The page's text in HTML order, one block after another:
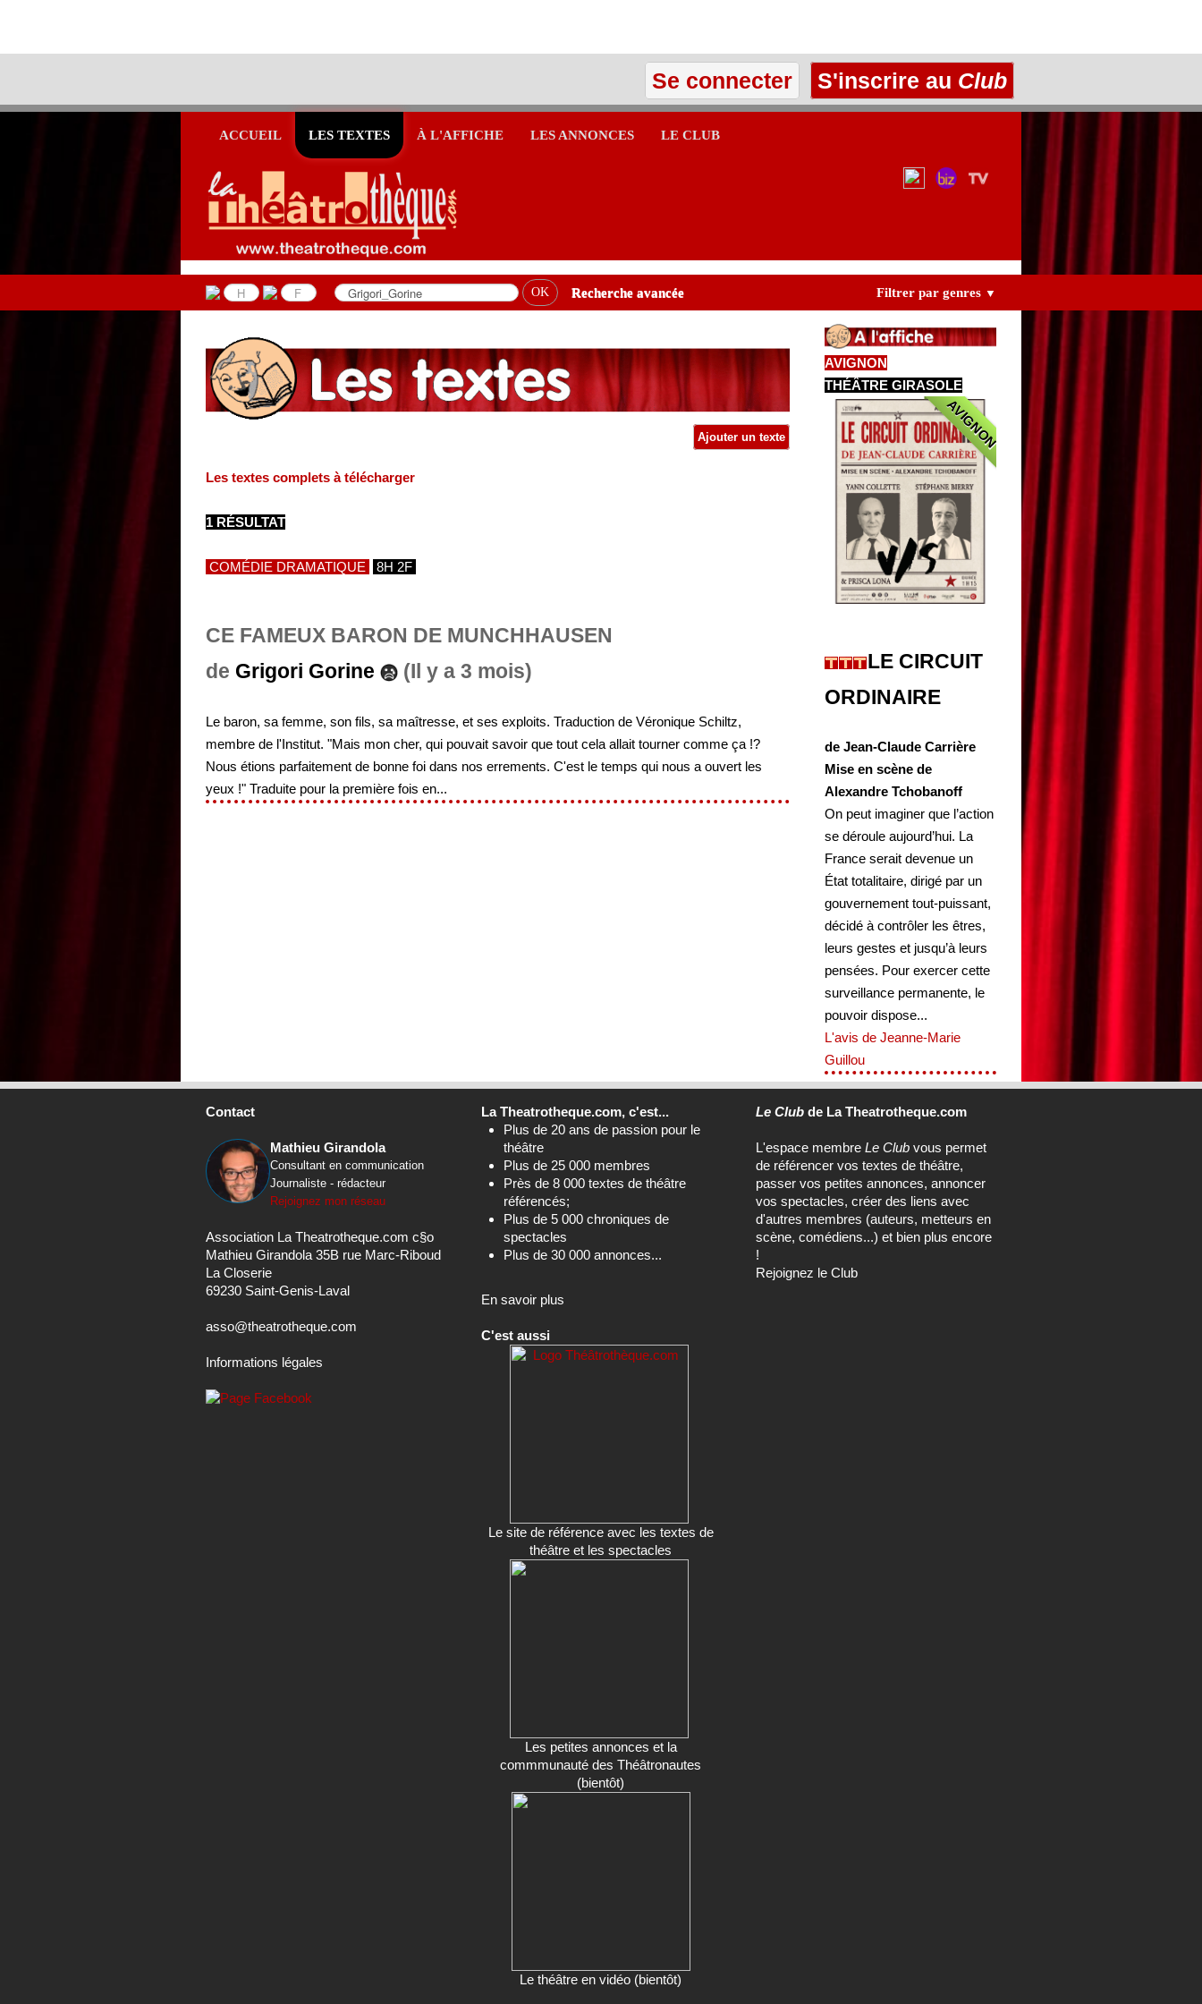
Se connecter S'inscrire au Club
ACCUEIL LES TEXTES À L'AFFICHE LES ANNONCES LE CLUB
Recherche avancée Filtrer par genres ▼
Ajouter un texte
Les textes complets à télécharger
1 RÉSULTAT
COMÉDIE DRAMATIQUE 8H 2F
CE FAMEUX BARON DE MUNCHHAUSEN
de Grigori Gorine (Il y a 3 mois)
Le baron, sa femme, son fils, sa maîtresse, et ses exploits. Traduction de Véronique Schiltz,
membre de l'Institut. "Mais mon cher, qui pouvait savoir que tout cela allait tourner comme ça !?
Nous étions parfaitement de bonne foi dans nos errements. C'est le temps qui nous a ouvert les
yeux !" Traduite pour la première fois en...
AVIGNON
THÉÂTRE GIRASOLE
AVIGNON
LE CIRCUIT
ORDINAIRE
de Jean-Claude Carrière
Mise en scène de
Alexandre Tchobanoff
On peut imaginer que l’action
se déroule aujourd’hui. La
France serait devenue un
État totalitaire, dirigé par un
gouvernement tout-puissant,
décidé à contrôler les êtres,
leurs gestes et jusqu’à leurs
pensées. Pour exercer cette
surveillance permanente, le
pouvoir dispose...
L'avis de Jeanne-Marie
Guillou
Contact
Mathieu Girandola
Consultant en communication
Journaliste - rédacteur
Rejoignez mon réseau
Association La Theatrotheque.com c§o
Mathieu Girandola 35B rue Marc-Riboud
La Closerie
69230 Saint-Genis-Laval
asso@theatrotheque.com
Informations légales
La Theatrotheque.com, c'est...
Plus de 20 ans de passion pour le
théâtre
Plus de 25 000 membres
Près de 8 000 textes de théâtre
référencés;
Plus de 5 000 chroniques de
spectacles
Plus de 30 000 annonces...
En savoir plus
C'est aussi
Le site de référence avec les textes de
théâtre et les spectacles
Les petites annonces et la
commmunauté des Théâtronautes
(bientôt)
Le théâtre en vidéo (bientôt)
Le Club de La Theatrotheque.com
L'espace membreLe Club vous permet
de référencer vos textes de théâtre,
passer vos petites annonces, annoncer
vos spectacles, créer des liens avec
d'autres membres (auteurs, metteurs en
scène, comédiens...) et bien plus encore
!
Rejoignez le Club